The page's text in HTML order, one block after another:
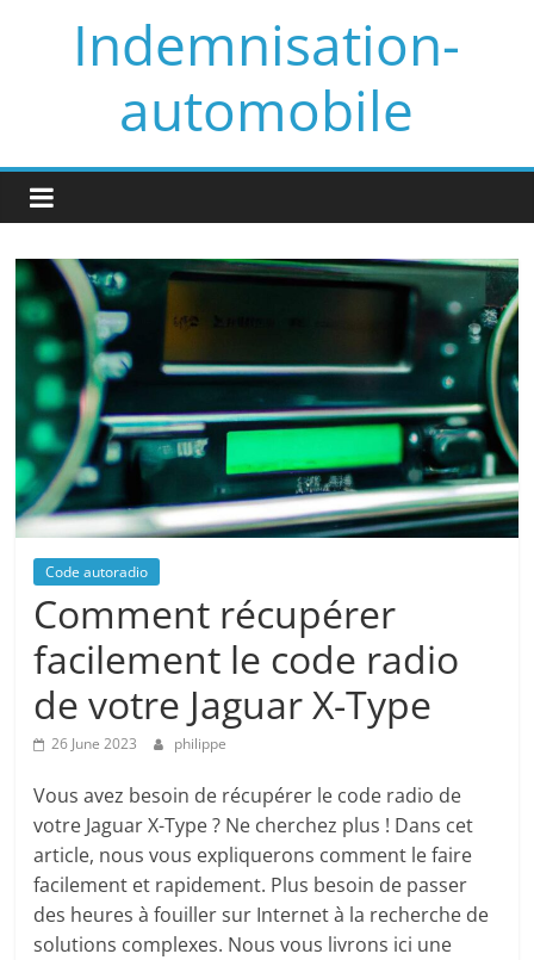
Indemnisation-
automobile
Code autoradio
Comment récupérer
facilement le code radio
de votre Jaguar X-Type
26 June 2023 philippe
Vous avez besoin de récupérer le code radio de
votre Jaguar X-Type ? Ne cherchez plus ! Dans cet
article, nous vous expliquerons comment le faire
facilement et rapidement. Plus besoin de passer
des heures à fouiller sur Internet à la recherche de
solutions complexes. Nous vous livrons ici une